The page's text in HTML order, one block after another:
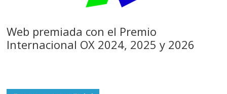
Web premiada con el Premio
Internacional OX 2024, 2025 y 2026